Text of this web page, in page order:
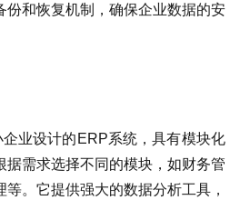
份和恢复机制，确保企业数据的安
业设计的ERP系统，具有模块化
据需求选择不同的模块，如财务管
。它提供强大的数据分析工具，